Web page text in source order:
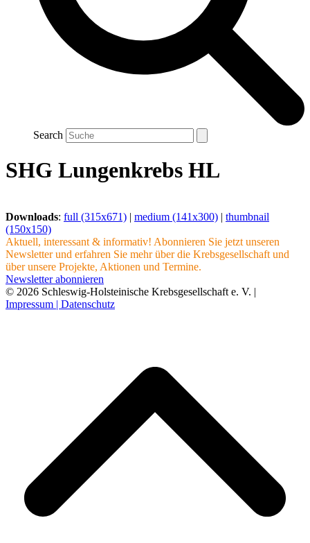
Search
SHG Lungenkrebs HL
Downloads: full (315x671) | medium (141x300) | thumbnail
(150x150)
Aktuell, interessant & informativ! Abonnieren Sie jetzt unseren
Newsletter und erfahren Sie mehr über die Krebsgesellschaft und
über unsere Projekte, Aktionen und Termine.
Newsletter abonnieren
© 2026 Schleswig-Holsteinische Krebsgesellschaft e. V. |
Impressum | Datenschutz